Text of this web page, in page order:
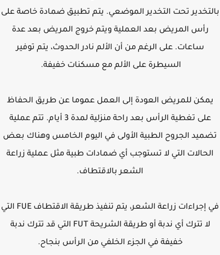
تحت التخدير الموضعي. يتم تطبيق ضمادة خاصة على
رأس المريض بعد العملية ويتم خروج المريض بعد عدة
ساعات. على الرغم من أن الألم نادر الحدوث، يتم توفير
السيطرة على الألم مع مسكنات خفيفة.
للمريض العودة إلى العمل عموما عن طريق الحفاظ
على تغطية الرأس بعد راحة منزلية لمدة 3 أيام. تتم عملية
الجروح الطبية الأولى في اليوم الخامس وهناك بعض
التي لا تستوجب أي ضمادات طبية مثل عملية زراعة
الشعر بالاقتطاف.
في إجراءات زراعة الشعر، يتم تنفيذ طريقة الاقتطاف FUE التي
لا تترك أي ندبة أو طريقة الشريحة FUT التي قد تترك ندبة
خفيفة في الجزء الخلفي من الرأس بنجاح.